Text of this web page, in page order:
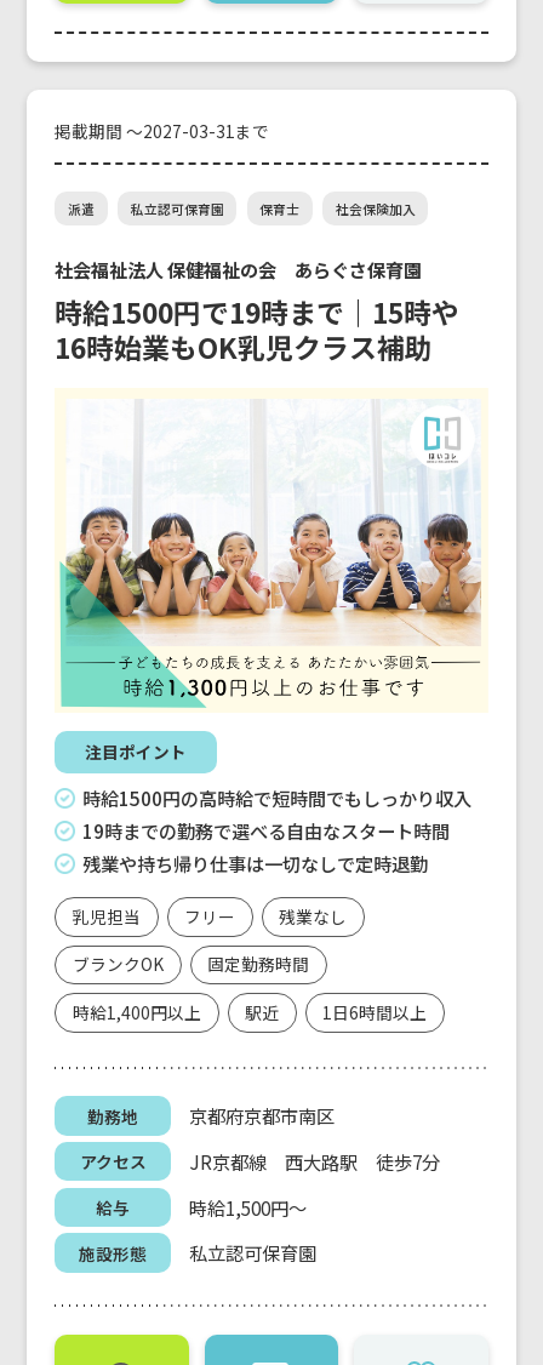
掲載期間 ～2027-03-31まで
派遣 私立認可保育園 保育士 社会保険加入
社会福祉法人 保健福祉の会 あらぐさ保育園
時給1500円で19時まで｜15時や
16時始業もOK乳児クラス補助
注目ポイント
時給1500円の高時給で短時間でもしっかり収入
19時までの勤務で選べる自由なスタート時間
残業や持ち帰り仕事は一切なしで定時退勤
乳児担当 フリー
残業なし
ブランクOK
固定勤務時間
時給1,400円以上
駅近 1日6時間以上
勤務地 京都府京都市南区
アクセス JR京都線 西大路駅 徒歩7分
給与 時給1,500円～
施設形態 私立認可保育園